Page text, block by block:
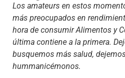
Los amateurs en estos
más preocupados en
hora de consumir Alimentos y
última contiene a la primera.
busquemos más salud,
hummanicémonos.